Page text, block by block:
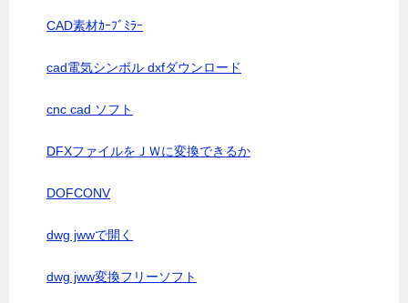
CAD素材ｶｰﾌﾞﾐﾗｰ
cad電気シンボル dxfダウンロード
cnc cad ソフト
DFXファイルをＪＷに変換できるか
DOFCONV
dwg jwwで開く
dwg jww変換フリーソフト